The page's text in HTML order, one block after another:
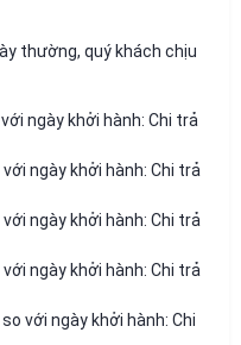
thường, quý khách chịu
ngày khởi hành: Chi trả
ngày khởi hành: Chi trả
ngày khởi hành: Chi trả
ngày khởi hành: Chi trả
với ngày khởi hành: Chi